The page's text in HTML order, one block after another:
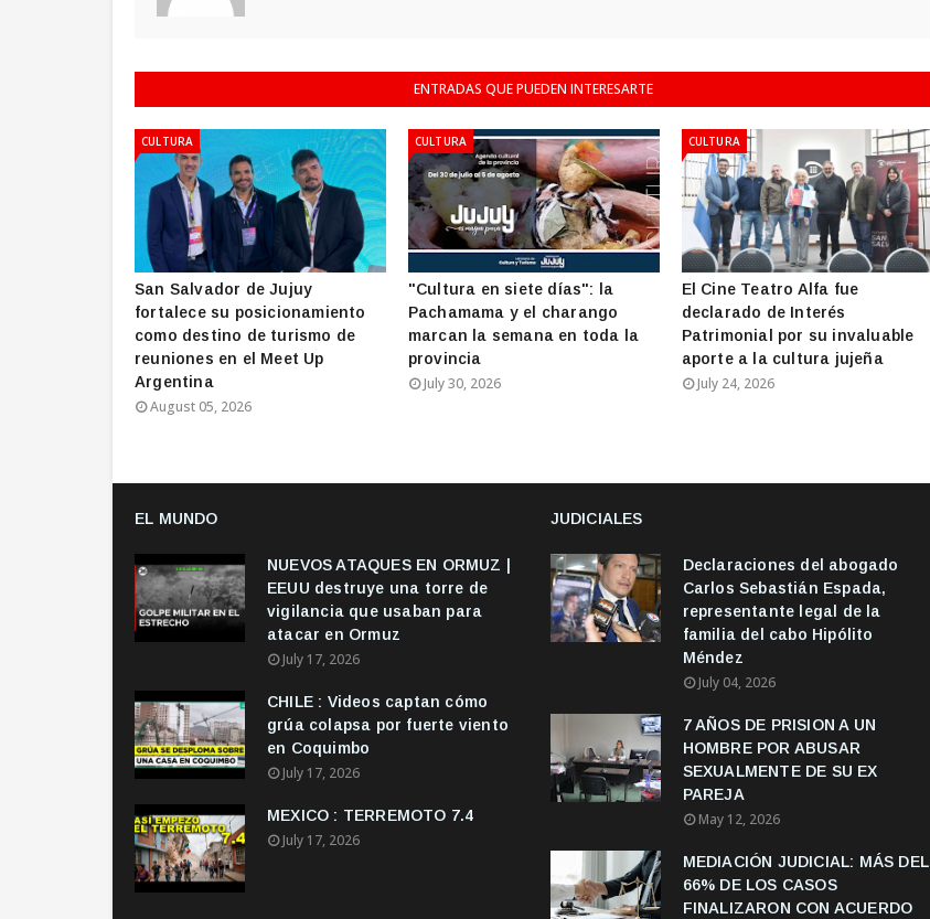
ENTRADAS QUE PUEDEN INTERESARTE
CULTURA
San Salvador de Jujuy
fortalece su posicionamiento
como destino de turismo de
reuniones en el Meet Up
Argentina
August 05, 2026
CULTURA
"Cultura en siete días": la
Pachamama y el charango
marcan la semana en toda la
provincia
July 30, 2026
CULTURA
El Cine Teatro Alfa fue
declarado de Interés
Patrimonial por su invaluable
aporte a la cultura jujeña
July 24, 2026
EL MUNDO
NUEVOS ATAQUES EN ORMUZ |
EEUU destruye una torre de
vigilancia que usaban para
atacar en Ormuz
July 17, 2026
CHILE : Videos captan cómo
grúa colapsa por fuerte viento
en Coquimbo
July 17, 2026
MEXICO : TERREMOTO 7.4
July 17, 2026
JUDICIALES
Declaraciones del abogado
Carlos Sebastián Espada,
representante legal de la
familia del cabo Hipólito
Méndez
July 04, 2026
7 AÑOS DE PRISION A UN
HOMBRE POR ABUSAR
SEXUALMENTE DE SU EX
PAREJA
May 12, 2026
MEDIACIÓN JUDICIAL: MÁS DEL
66% DE LOS CASOS
FINALIZARON CON ACUERDO